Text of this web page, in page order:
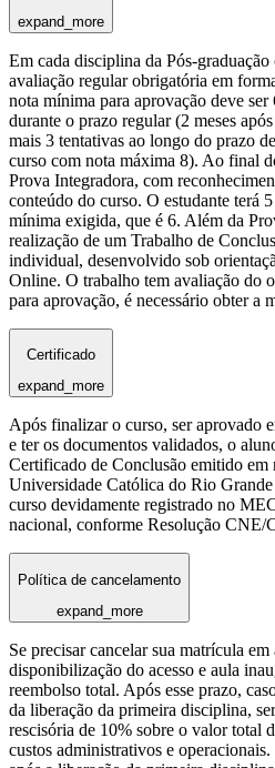
expand_more
Em cada disciplina da Pós-
avaliação regular obrigatória em
nota mínima para aprovação deve
durante o prazo regular (2 meses
mais 3 tentativas ao longo do prazo
curso com nota máxima 8). Ao final
Prova Integradora, com
conteúdo do curso. O estudante terá
mínima exigida, que é 6. Além da
realização de um Trabalho de
individual, desenvolvido sob
Online. O trabalho tem avaliação do
para aprovação, é necessário obter a
Certificado
expand_more
Após finalizar o curso, ser aprovado
e ter os documentos validados, o
Certificado de Conclusão emitido em
Universidade Católica do Rio
curso devidamente registrado no
nacional, conforme Resolução CNE/
Política de cancelamento
expand_more
Se precisar cancelar sua matrícula
disponibilização do acesso e aula
reembolso total. Após esse prazo,
da liberação da primeira disciplina,
rescisória de 10% sobre o valor total
custos administrativos e